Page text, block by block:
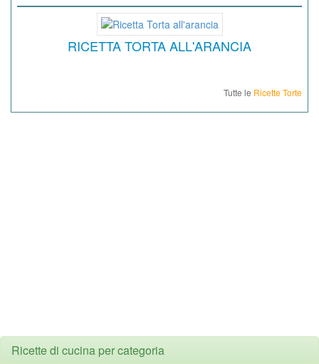
RICETTA TORTA ALL'ARANCIA
Tutte le Ricette Torte
Ricette di cucina per categoria